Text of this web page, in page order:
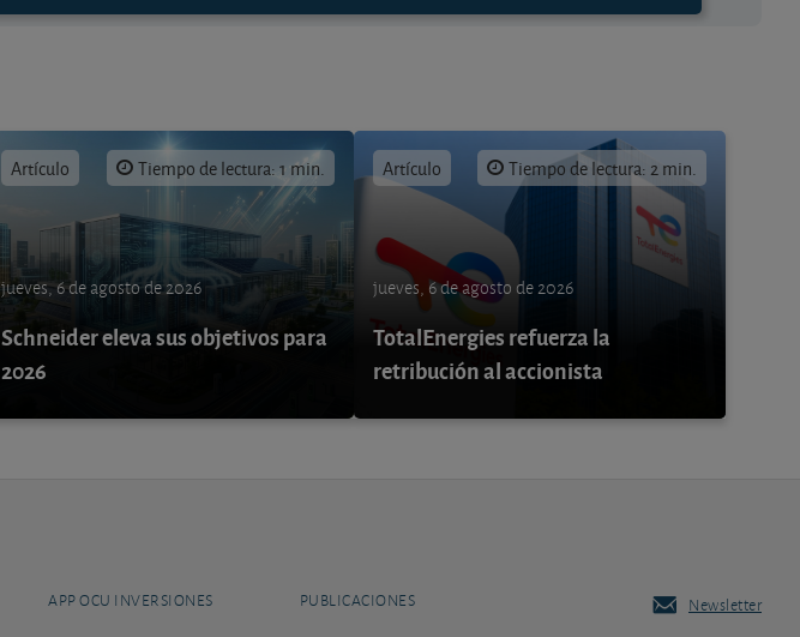
Artículo Tiempo de lectura: 1 min.
jueves, 6 de agosto de 2026
Schneider eleva sus objetivos para
2026
Artículo Tiempo de lectura: 2 min.
jueves, 6 de agosto de 2026
TotalEnergies refuerza la
retribución al accionista
APP OCU INVERSIONES PUBLICACIONES Newsletter